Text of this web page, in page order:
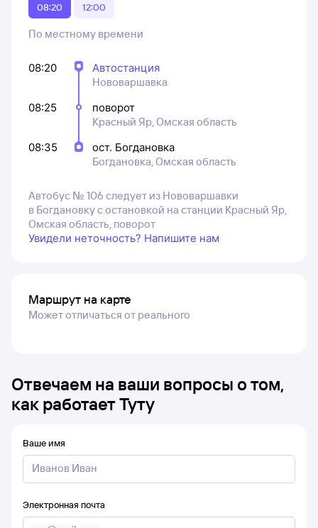
08:20 12:00
По местному времени
08:20
Автостанция
Нововаршавка
08:25
поворот
Красный Яр, Омская область
08:35
ост. Богдановка
Богдановка, Омская область
Автобус № 106 следует из Нововаршавки
в Богдановку с остановкой на станции Красный Яр,
Омская область, поворот
Увидели неточность? Напишите нам
Маршрут на карте
Может отличаться от реального
Отвечаем на ваши вопросы о том,
как работает Туту
Ваше имя
Электронная почта